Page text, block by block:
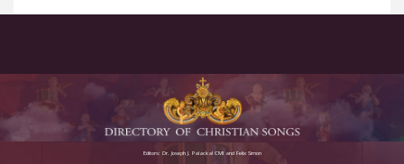
Editors: Dr. Joseph J. Palackal CMI and Felix Simon